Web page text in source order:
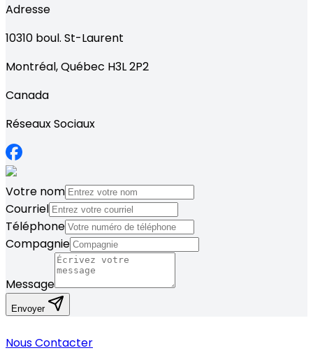
Adresse
10310 boul. St-Laurent
Montréal,Québec H3L 2P2
Canada
Réseaux Sociaux
Votre nom
Courriel
Téléphone
Compagnie
Message
Envoyer
Nous Contacter